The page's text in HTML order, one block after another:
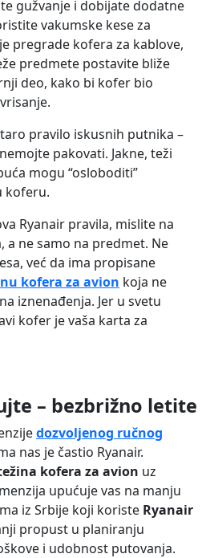
gužvanje i dobijate dodatne
vakumske kese za
pregrade kofera za kablove,
predmete postavite bliže
deo, kako bi kofer bio
pravilo iskusnih putnika –
pakovati. Jakne, teži
mogu “osloboditi”
koferu.
Ryanair pravila, mislite na
a ne samo na predmet. Ne
već da ima propisane
kofera za avion koja ne
iznenađenja. Jer u svetu
kofer je vaša karta za
– bezbrižno letite
dozvoljenog ručnog
nas je častio Ryanair.
kofera za avion uz
upućuje vas na manju
iz Srbije koji koriste Ryanair
propust u planiranju
i udobnost putovanja.